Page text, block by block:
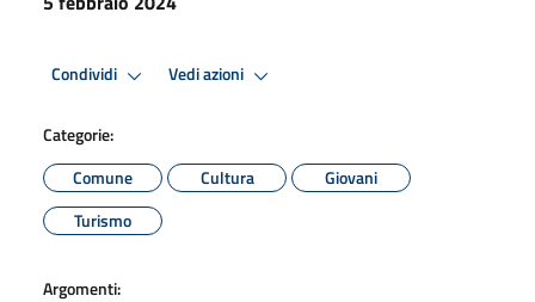
Condividi Vedi azioni
Categorie:
Comune
Cultura
Giovani
Turismo
Argomenti: